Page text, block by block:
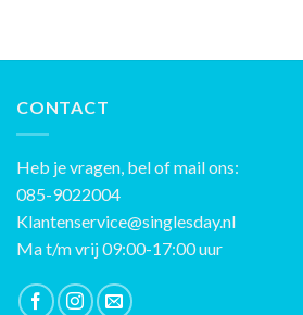
CONTACT
Heb je vragen, bel of mail ons:
085-9022004
Klantenservice@singlesday.nl
Ma t/m vrij 09:00-17:00 uur